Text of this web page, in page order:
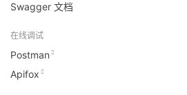
Swagger 文档
在线调试
Postman
Apifox